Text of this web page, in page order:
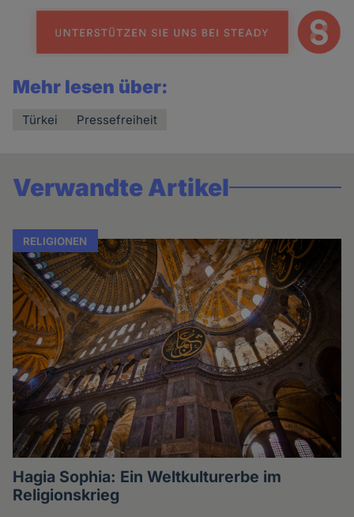
Mehr lesen über:
Türkei Pressefreiheit
Verwandte Artikel
RELIGIONEN
Hagia Sophia: Ein Weltkulturerbe im
Religionskrieg